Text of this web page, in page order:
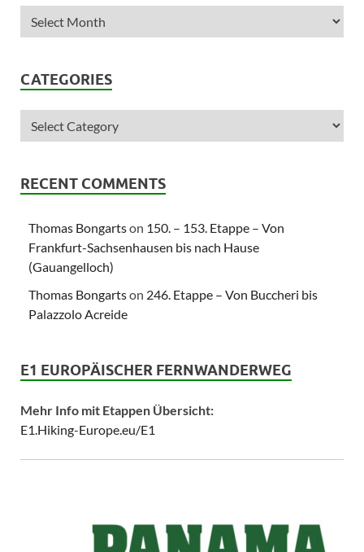
CATEGORIES
RECENT COMMENTS
Thomas Bongartson 150. – 153. Etappe – Von
Frankfurt-Sachsenhausen bis nach Hause
(Gauangelloch)
Thomas Bongartson 246. Etappe – Von Buccheri bis
Palazzolo Acreide
E1 EUROPÄISCHER FERNWANDERWEG
Mehr Info mit Etappen Übersicht:
E1.Hiking-Europe.eu/E1